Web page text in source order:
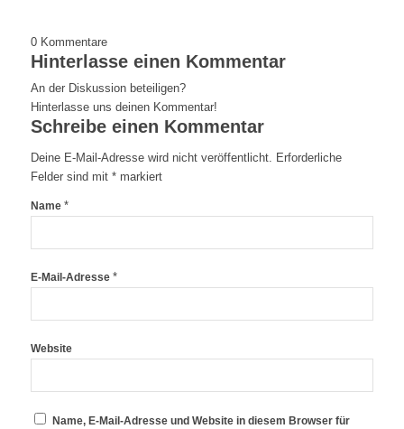
0 Kommentare
Hinterlasse einen Kommentar
An der Diskussion beteiligen?
Hinterlasse uns deinen Kommentar!
Schreibe einen Kommentar
Deine E-Mail-Adresse wird nicht veröffentlicht.
Erforderliche
Felder sind mit *markiert
Name *
E-Mail-Adresse *
Website
Name, E-Mail-Adresse und Website in diesem Browser für